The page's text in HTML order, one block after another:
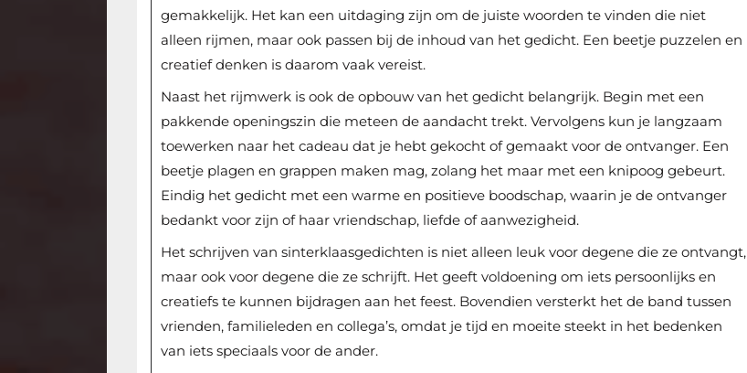
gemakkelijk. Het kan een uitdaging zijn om de juiste woorden te vinden die niet
alleen rijmen, maar ook passen bij de inhoud van het gedicht. Een beetje puzzelen en
creatief denken is daarom vaak vereist.
Naast het rijmwerk is ook de opbouw van het gedicht belangrijk. Begin met een
pakkende openingszin die meteen de aandacht trekt. Vervolgens kun je langzaam
toewerken naar het cadeau dat je hebt gekocht of gemaakt voor de ontvanger. Een
beetje plagen en grappen maken mag, zolang het maar met een knipoog gebeurt.
Eindig het gedicht met een warme en positieve boodschap, waarin je de ontvanger
bedankt voor zijn of haar vriendschap, liefde of aanwezigheid.
Het schrijven van sinterklaasgedichten is niet alleen leuk voor degene die ze ontvangt,
maar ook voor degene die ze schrijft. Het geeft voldoening om iets persoonlijks en
creatiefs te kunnen bijdragen aan het feest. Bovendien versterkt het de band tussen
vrienden, familieleden en collega’s, omdat je tijd en moeite steekt in het bedenken
van iets speciaals voor de ander.